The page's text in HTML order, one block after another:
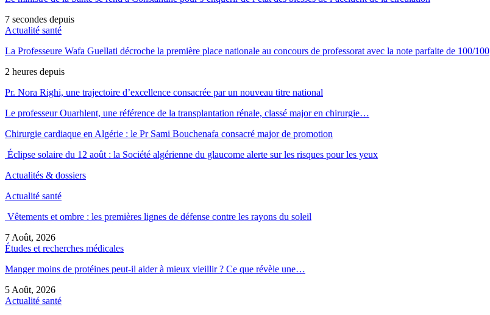
7 secondes depuis
Actualité santé
La Professeure Wafa Guellati décroche la première place nationale au concours de professorat avec la note parfaite de 100/100
2 heures depuis
Pr. Nora Righi, une trajectoire d’excellence consacrée par un nouveau titre national
Le professeur Ouarhlent, une référence de la transplantation rénale, classé major en chirurgie…
Chirurgie cardiaque en Algérie : le Pr Sami Bouchenafa consacré major de promotion
Éclipse solaire du 12 août : la Société algérienne du glaucome alerte sur les risques pour les yeux
Actualités & dossiers
Actualité santé
Vêtements et ombre : les premières lignes de défense contre les rayons du soleil
7 Août, 2026
Études et recherches médicales
Manger moins de protéines peut-il aider à mieux vieillir ? Ce que révèle une…
5 Août, 2026
Actualité santé